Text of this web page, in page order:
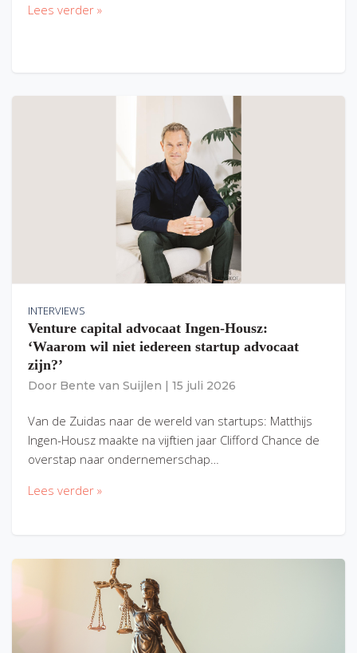
Lees verder »
INTERVIEWS
Venture capital advocaat Ingen-Housz:
‘Waarom wil niet iedereen startup advocaat
zijn?’
Door Bente van Suijlen 15 juli 2026
Van de Zuidas naar de wereld van startups: Matthijs
Ingen-Housz maakte na vijftien jaar Clifford Chance de
overstap naar ondernemerschap…
Lees verder »